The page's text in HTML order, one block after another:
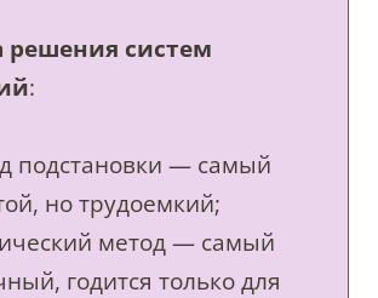
решения систем
:
подстановки — самый
но трудоемкий;
метод — самый
годится только для